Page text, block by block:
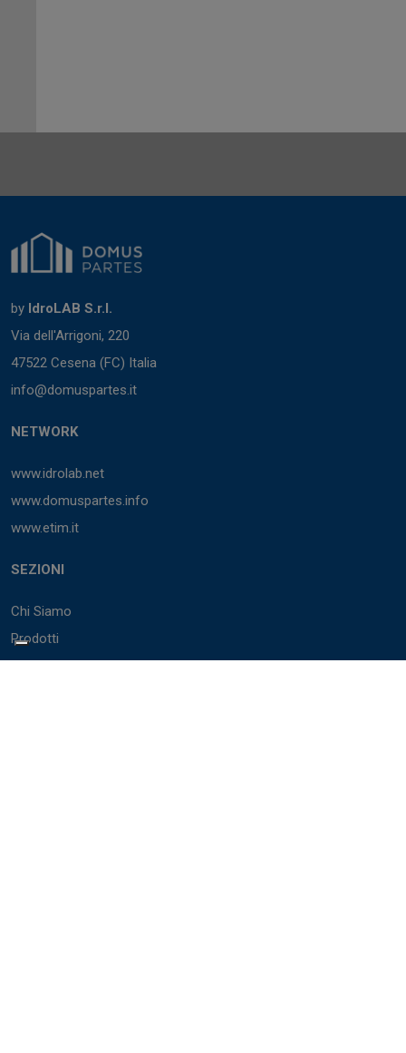
by IdroLAB S.r.l.
Via dell'Arrigoni, 220
47522 Cesena (FC) Italia
info@domuspartes.it
NETWORK
www.idrolab.net
www.domuspartes.info
www.etim.it
SEZIONI
Chi Siamo
Prodotti
Marchi